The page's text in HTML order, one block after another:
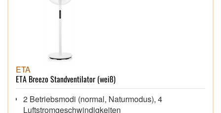
ETA
ETA Breezo Standventilator (weiß)
2 Betriebsmodi (normal, Naturmodus), 4
Luftstromgeschwindigkeiten